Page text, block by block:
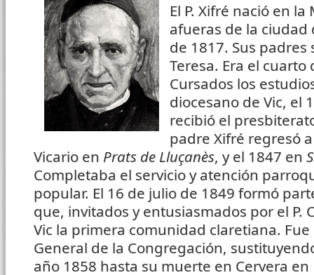
El P. Xifré nació en
afueras de la ciudad
de 1817. Sus padres
Teresa. Era el
Cursados los
diocesano de Vic, el
recibió el
padre Xifré regresó
Vicario en Prats de Lluçanès, y el 1847 en
Completaba el servicio y atención
popular. El 16 de julio de 1849 formó
que, invitados y entusiasmados por el P.
Vic la primera comunidad claretiana.
General de la Congregación,
año 1858 hasta su muerte en Cervera